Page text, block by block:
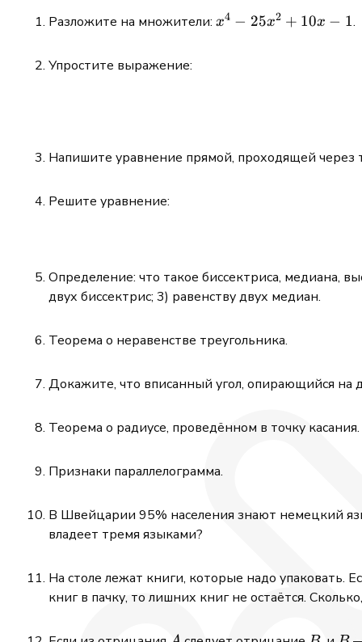
Разложите на множители: x^4 -
x4 − 25x2 + 10x − 1.
Упростите выражение:
Напишите уравнение прямой, проходящей через
Решите уравнение:
Определение: что такое биссектриса, медиана,
двух биссектрис; 3) равенству двух медиан.
Теорема о неравенстве треугольника.
Докажите, что вписанный угол, опирающийся на
Теорема о радиусе, проведённом в точку касания.
Признаки параллелограмма.
В Швейцарии 95% населения знают немецкий
владеет тремя языками?
На столе лежат книги, которые надо упаковать.
книг в пачку, то лишних книг не остаётся.